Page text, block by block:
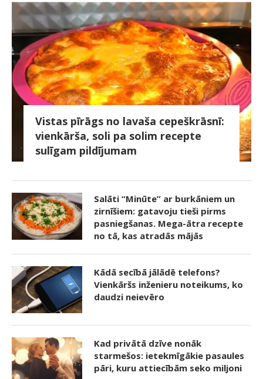
Vistas pīrāgs no lavaša cepeškrāsnī:
vienkārša, soli pa solim recepte
sulīgam pildījumam
Salāti “Minūte” ar burkāniem un
zirnīšiem: gatavoju tieši pirms
pasniegšanas. Mega-ātra recepte
no tā, kas atradās mājās
Kādā secībā jālādē telefons?
Vienkāršs inženieru noteikums, ko
daudzi neievēro
Kad privātā dzīve nonāk
starmešos: ietekmīgākie pasaules
pāri, kuru attiecībām seko miljoni